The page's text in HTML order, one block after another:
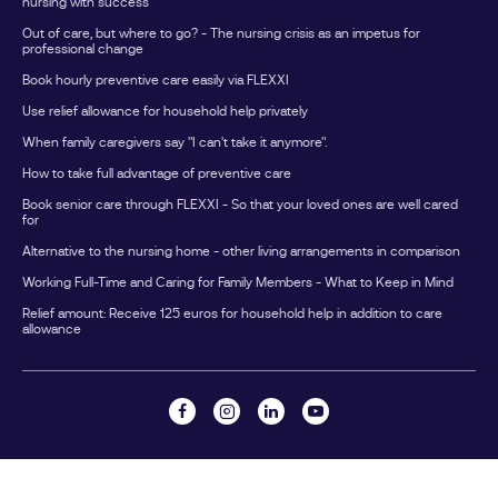
einmal im Jahr für eine Woche in den Urlaub.Während
Betreuung ihres Vaters. Die Kosten werden über die
Verhinderungspflege abgerechnet.So werden beide
Leistungen für unterschiedliche Zwecke genutzt, ohne
wissen nicht, dass der Entlastungsbetrag angespart
Kalenderjahres können grundsätzlich noch bis zum 30.
Juni des Folgejahres verwendet werden.Wer seine
Ansprüche regelmäßig überprüft, kann dadurch
zusätzliche Unterstützung finanzieren.Welche Leistungen
folgende Leistungen genutzt werden: Alltagsbegleitung
Einkäufen Begleitung zu Terminen Gruppenangebote für
Out of care, but where to go? - The nursing crisis as an impetus for
professional change
Book hourly preventive care easily via FLEXXI
Use relief allowance for household help privately
When family caregivers say "I can't take it anymore".
How to take full advantage of preventive care
Book senior care through FLEXXI - So that your loved ones are well cared
for
Alternative to the nursing home - other living arrangements in comparison
Working Full-Time and Caring for Family Members - What to Keep in Mind
Relief amount: Receive 125 euros for household help in addition to care
allowance